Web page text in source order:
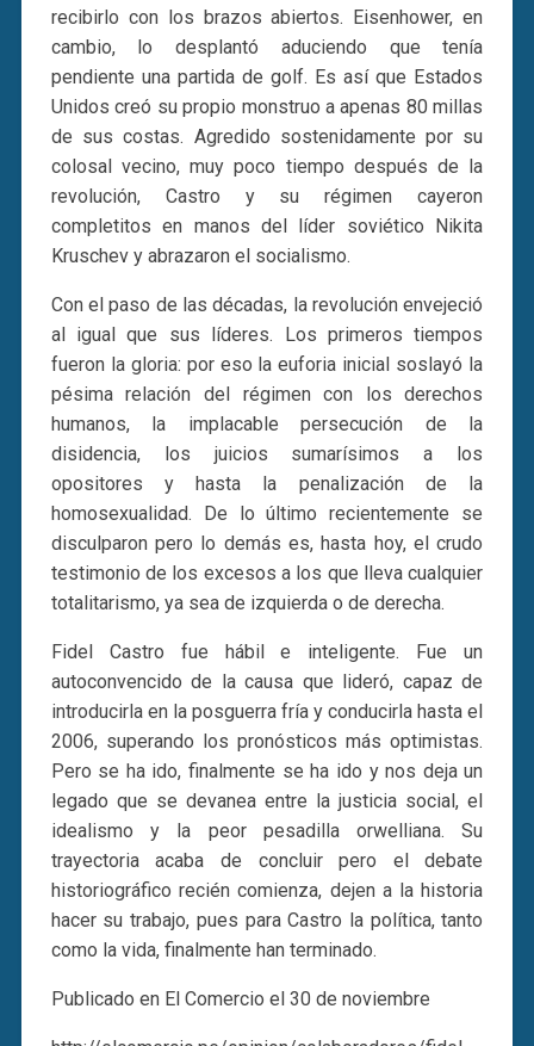
recibirlo con los brazos abiertos. Eisenhower, en
cambio, lo desplantó aduciendo que tenía
pendiente una partida de golf. Es así que Estados
Unidos creó su propio monstruo a apenas 80 millas
de sus costas. Agredido sostenidamente por su
colosal vecino, muy poco tiempo después de la
revolución, Castro y su régimen cayeron
completitos en manos del líder soviético Nikita
Kruschev y abrazaron el socialismo.
Con el paso de las décadas, la revolución envejeció
al igual que sus líderes. Los primeros tiempos
fueron la gloria: por eso la euforia inicial soslayó la
pésima relación del régimen con los derechos
humanos, la implacable persecución de la
disidencia, los juicios sumarísimos a los
opositores y hasta la penalización de la
homosexualidad. De lo último recientemente se
disculparon pero lo demás es, hasta hoy, el crudo
testimonio de los excesos a los que lleva cualquier
totalitarismo, ya sea de izquierda o de derecha.
Fidel Castro fue hábil e inteligente. Fue un
autoconvencido de la causa que lideró, capaz de
introducirla en la posguerra fría y conducirla hasta el
2006, superando los pronósticos más optimistas.
Pero se ha ido, finalmente se ha ido y nos deja un
legado que se devanea entre la justicia social, el
idealismo y la peor pesadilla orwelliana. Su
trayectoria acaba de concluir pero el debate
historiográfico recién comienza, dejen a la historia
hacer su trabajo, pues para Castro la política, tanto
como la vida, finalmente han terminado.
Publicado en El Comercio el 30 de noviembre